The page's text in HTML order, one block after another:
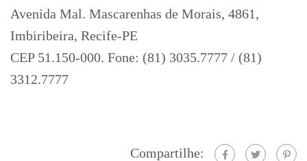
Avenida Mal. Mascarenhas de Morais, 4861,
Imbiribeira, Recife-PE
CEP 51.150-000. Fone: (81) 3035.7777 / (81)
3312.7777
Compartilhe: